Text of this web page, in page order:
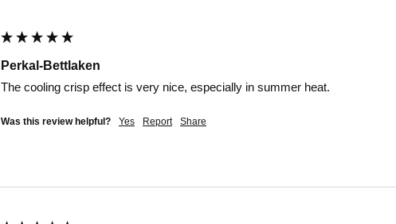
Perkal-Bettlaken
The cooling crisp effect is very nice, especially in summer heat.
Was this review helpful? Yes Report Share